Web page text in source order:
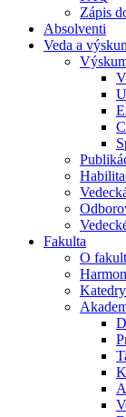
Zápis
Absolventi
Veda a
Fakulta
O